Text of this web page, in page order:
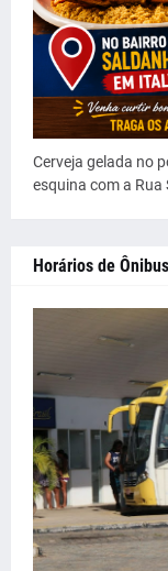
Cerveja gelada no
esquina com a Rua
Horários de Ônibus